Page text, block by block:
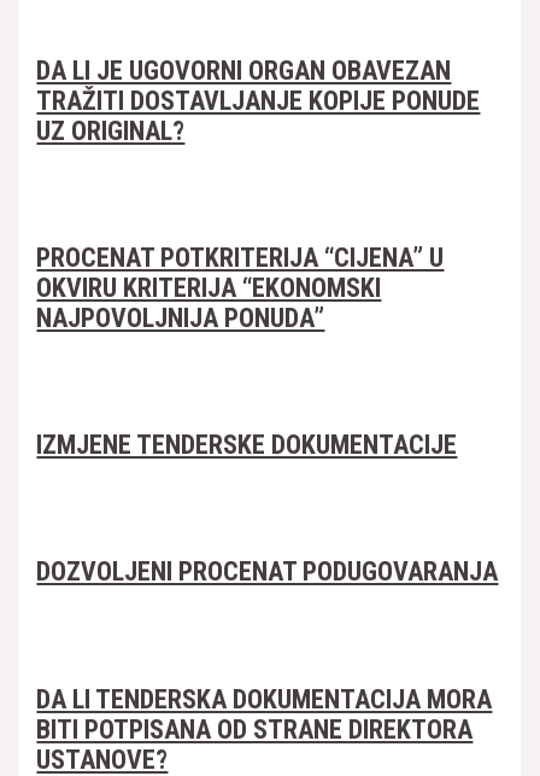
DA LI JE UGOVORNI ORGAN OBAVEZAN
TRAŽITI DOSTAVLJANJE KOPIJE PONUDE
UZ ORIGINAL?
PROCENAT POTKRITERIJA “CIJENA” U
OKVIRU KRITERIJA “EKONOMSKI
NAJPOVOLJNIJA PONUDA”
IZMJENE TENDERSKE DOKUMENTACIJE
DOZVOLJENI PROCENAT PODUGOVARANJA
DA LI TENDERSKA DOKUMENTACIJA MORA
BITI POTPISANA OD STRANE DIREKTORA
USTANOVE?